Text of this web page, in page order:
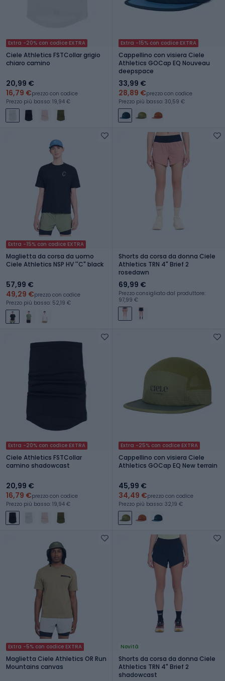
Extra -20% con codice EXTRA
Ciele Athletics FSTCollar grigio
chiaro camino
20,99 €
16,79 €prezzo con codice
Prezzo più basso: 19,94 €
Extra -15% con codice EXTRA
Cappellino con visiera Ciele
Athletics GOCap EQ Nouveau
deepspace
33,99 €
28,89 €prezzo con codice
Prezzo più basso: 30,59 €
Extra -15% con codice EXTRA
Maglietta da corsa da uomo
Ciele Athletics NSP HV ''C" black
57,99 €
49,29 €prezzo con codice
Prezzo più basso: 52,19 €
Shorts da corsa da donna Ciele
Athletics TRN 4" Brief 2
rosedawn
69,99 €
Prezzo consigliato dal produttore:
97,99 €
Extra -20% con codice EXTRA
Ciele Athletics FSTCollar
camino shadowcast
20,99 €
16,79 €prezzo con codice
Prezzo più basso: 19,94 €
Extra -25% con codice EXTRA
Cappellino con visiera Ciele
Athletics GOCap EQ New terrain
45,99 €
34,49 €prezzo con codice
Prezzo più basso: 32,19 €
Extra -5% con codice EXTRA
Maglietta Ciele Athletics OR Run
Mountains canvas
Novità
Shorts da corsa da donna Ciele
Athletics TRN 4" Brief 2
shadowcast